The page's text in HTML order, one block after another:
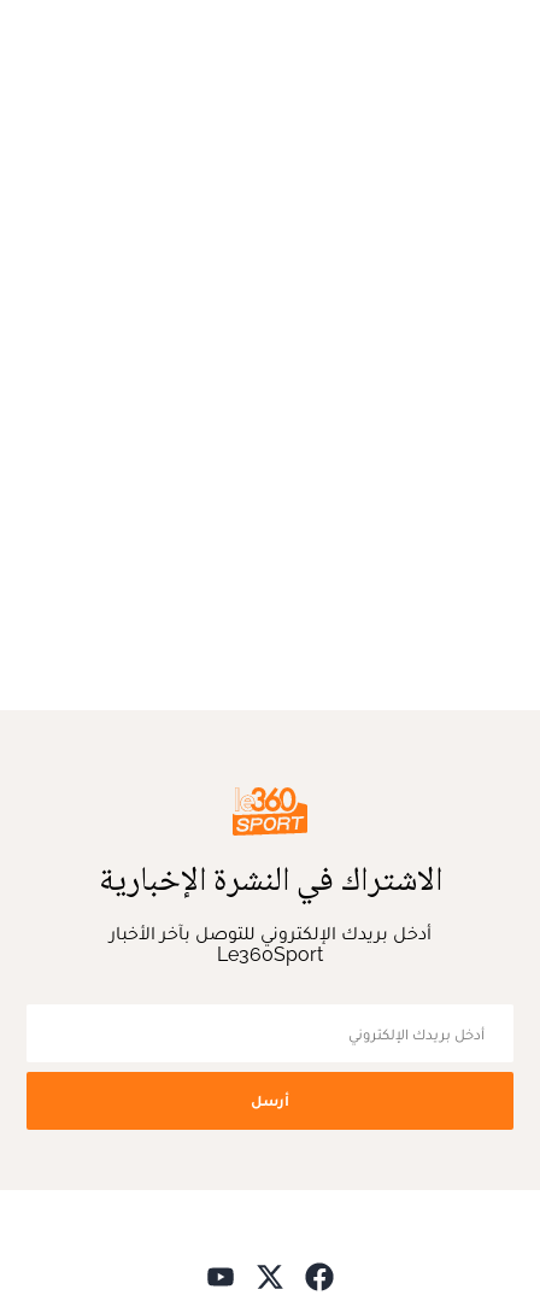
الاشتراك في النشرة الإخبارية
أدخل بريدك الإلكتروني للتوصل بآخر الأخبار
Le360Sport
أرسل